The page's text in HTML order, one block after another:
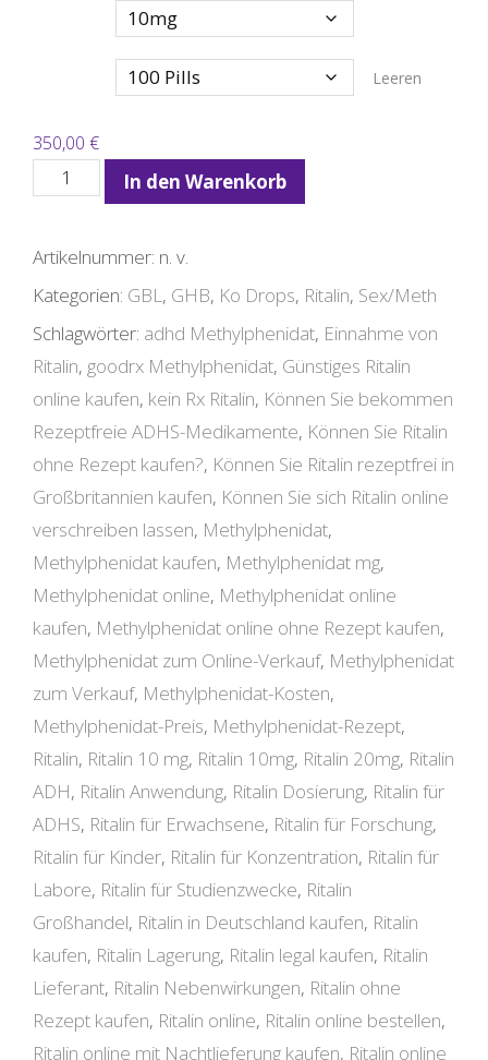
Leeren
350,00 €
Ritalin
Menge
In den Warenkorb
Artikelnummer: n. v.
Kategorien: GBL, GHB, Ko Drops, Ritalin, Sex/Meth
Schlagwörter: adhd Methylphenidat, Einnahme von
Ritalin, goodrx Methylphenidat, Günstiges Ritalin
online kaufen, kein Rx Ritalin, Können Sie bekommen
Rezeptfreie ADHS-Medikamente, Können Sie Ritalin
ohne Rezept kaufen?, Können Sie Ritalin rezeptfrei in
Großbritannien kaufen, Können Sie sich Ritalin online
verschreiben lassen, Methylphenidat,
Methylphenidat kaufen, Methylphenidat mg,
Methylphenidat online, Methylphenidat online
kaufen, Methylphenidat online ohne Rezept kaufen,
Methylphenidat zum Online-Verkauf, Methylphenidat
zum Verkauf, Methylphenidat-Kosten,
Methylphenidat-Preis, Methylphenidat-Rezept,
Ritalin, Ritalin 10 mg, Ritalin 10mg, Ritalin 20mg, Ritalin
ADH, Ritalin Anwendung, Ritalin Dosierung, Ritalin für
ADHS, Ritalin für Erwachsene, Ritalin für Forschung,
Ritalin für Kinder, Ritalin für Konzentration, Ritalin für
Labore, Ritalin für Studienzwecke, Ritalin
Großhandel, Ritalin in Deutschland kaufen, Ritalin
kaufen, Ritalin Lagerung, Ritalin legal kaufen, Ritalin
Lieferant, Ritalin Nebenwirkungen, Ritalin ohne
Rezept kaufen, Ritalin online, Ritalin online bestellen,
Ritalin online mit Nachtlieferung kaufen, Ritalin online